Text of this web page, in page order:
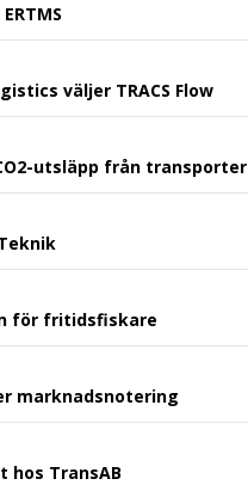
väljer TRACS Flow
utsläpp från transporter
för fritidsfiskare
marknadsnotering
hos TransAB